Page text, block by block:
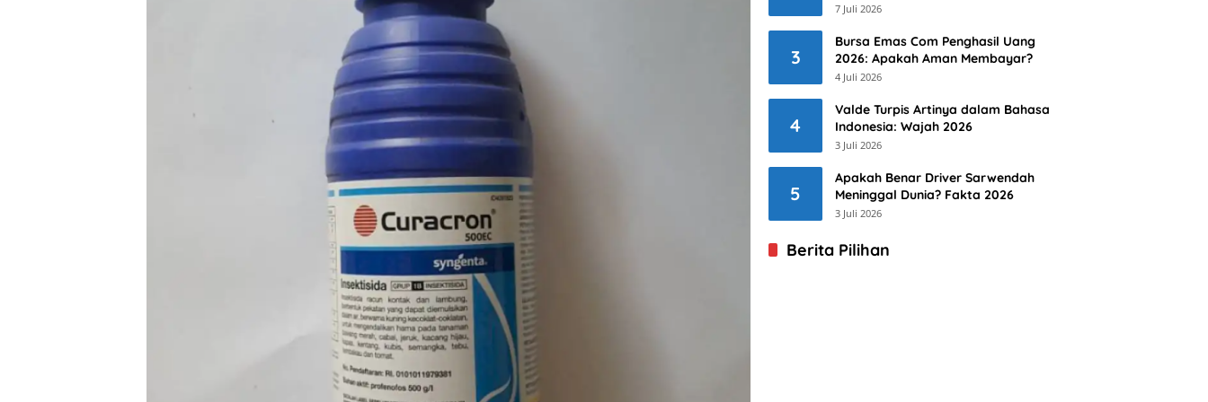
7 Juli 2026
3
Bursa Emas Com Penghasil Uang
2026: Apakah Aman Membayar?
4 Juli 2026
4
Valde Turpis Artinya dalam Bahasa
Indonesia: Wajah 2026
3 Juli 2026
5
Apakah Benar Driver Sarwendah
Meninggal Dunia? Fakta 2026
3 Juli 2026
Berita Pilihan